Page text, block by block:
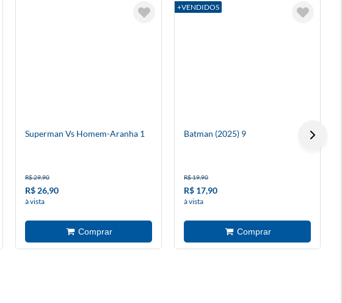
Superman Vs Homem-Aranha 1
R$ 29,90
R$ 26,90
à vista
+VENDIDOS
Batman (2025) 9
R$ 19,90
R$ 17,90
à vista